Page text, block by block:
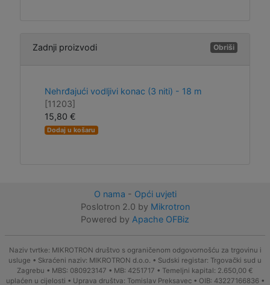
Zadnji proizvodi Obriši
Nehrđajući vodljivi konac (3 niti) - 18 m
[11203]
15,80 €
Dodaj u košaru
O nama - Opći uvjeti
Poslotron 2.0 by Mikrotron
Powered by Apache OFBiz
Naziv tvrtke: MIKROTRON društvo s ograničenom odgovornošću za trgovinu i
usluge • Skraćeni naziv: MIKROTRON d.o.o. • Sudski registar: Trgovački sud u
Zagrebu • MBS: 080923147 • MB: 4251717 • Temeljni kapital: 2.650,00 €
uplaćen u cijelosti • Uprava društva: Tomislav Preksavec • OIB: 43227166836 •